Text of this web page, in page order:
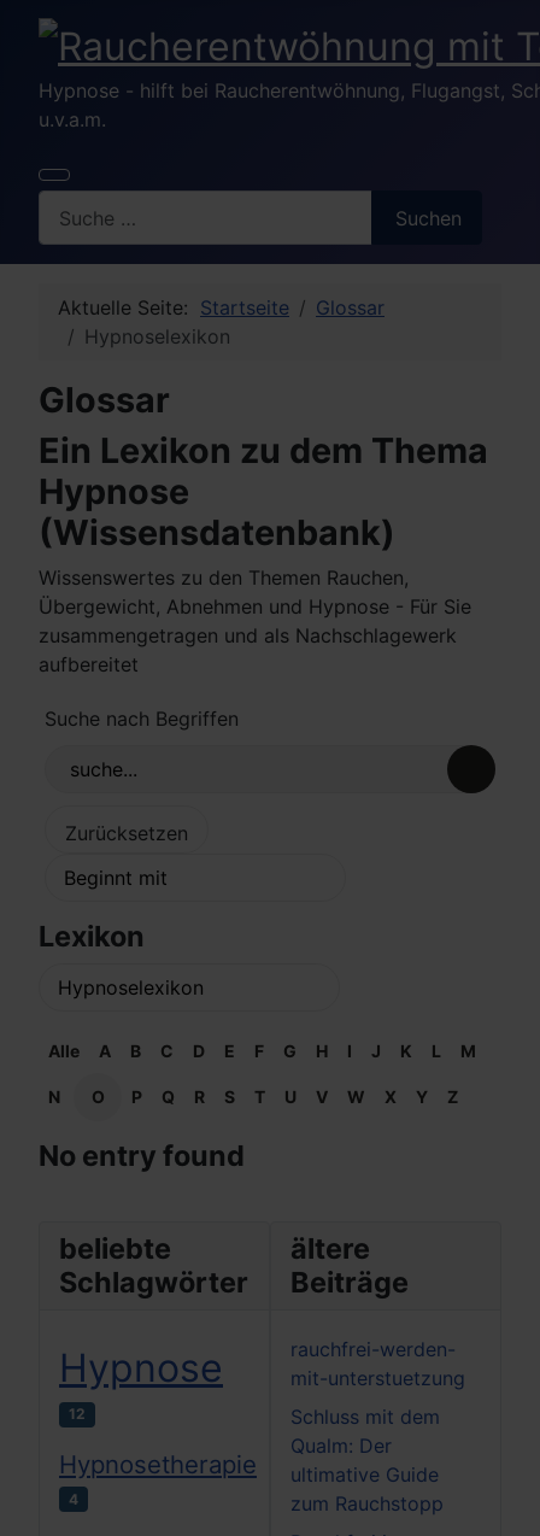
Hypnose - hilft bei Raucherentwöhnung, Flugangst,
u.v.a.m.
Suchen
Aktuelle Seite: Startseite
Glossar
Hypnoselexikon
Glossar
Ein Lexikon zu dem Thema
Hypnose
(Wissensdatenbank)
Wissenswertes zu den Themen Rauchen,
Übergewicht, Abnehmen und Hypnose - Für Sie
zusammengetragen und als Nachschlagewerk
aufbereitet
Suche nach Begriffen
Lexikon
Alle A B C D E F G H I J K L M
N O P Q R S T U V W X Y Z
No entry found
beliebte
Schlagwörter
Hypnose
12
Hypnosetherapie
4
ältere
Beiträge
rauchfrei-werden-
mit-unterstuetzung
Schluss mit dem
Qualm: Der
ultimative Guide
zum Rauchstopp